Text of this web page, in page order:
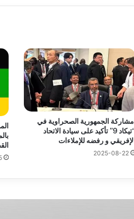
مشاركة الجمهورية الصحراوية في
“تيكاد 9” تأكيد على سيادة الاتحاد
الإفريقي و رفضه للإملاءات
2025-08-22